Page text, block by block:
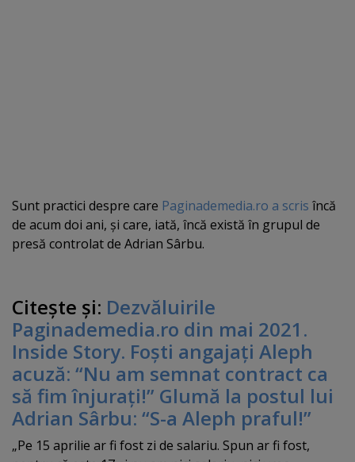
Sunt practici despre care Paginademedia.ro a scris încă
de acum doi ani, şi care, iată, încă există în grupul de
presă controlat de Adrian Sârbu.
Citeşte şi: Dezvăluirile
Paginademedia.ro din mai 2021.
Inside Story. Foşti angajaţi Aleph
acuză: “Nu am semnat contract ca
să fim înjuraţi!” Glumă la postul lui
Adrian Sârbu: “S-a Aleph praful!”
„Pe 15 aprilie ar fi fost zi de salariu. Spun ar fi fost,